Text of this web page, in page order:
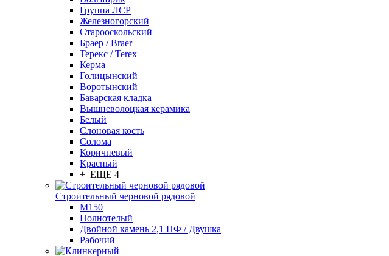
Группа ЛСР
Железногорский
Старооскольский
Браер / Braer
Терекс / Terex
Керма
Голицынский
Воротынский
Баварская кладка
Вышневолоцкая керамика
Белый
Слоновая кость
Солома
Коричневый
Красный
+ ЕЩЕ 4
Строительный черновой рядовой
М150
Полнотелый
Двойной камень 2,1 НФ / Двушка
Рабочий